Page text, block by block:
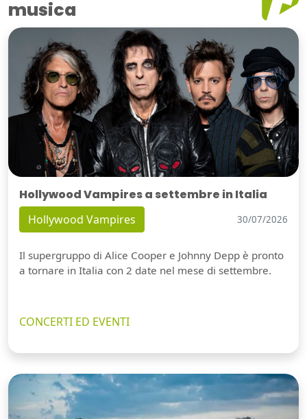
musica
Hollywood Vampires a settembre in Italia
Hollywood Vampires 30/07/2026
Il supergruppo di Alice Cooper e Johnny Depp è pronto
a tornare in Italia con 2 date nel mese di settembre.
CONCERTI ED EVENTI